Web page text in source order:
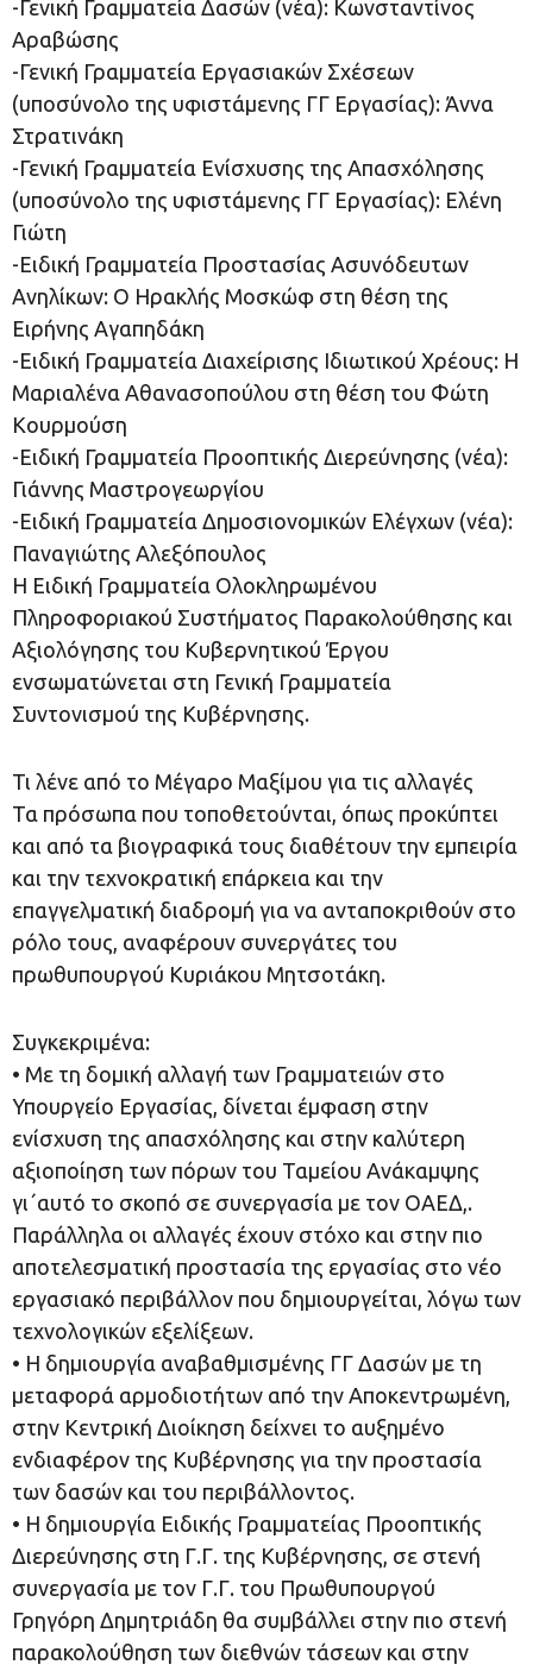
-Γενική Γραμματεία Δασών (νέα): Κωνσταντίνος
Αραβώσης
-Γενική Γραμματεία Εργασιακών Σχέσεων
(υποσύνολο της υφιστάμενης ΓΓ Εργασίας): Άννα
Στρατινάκη
-Γενική Γραμματεία Ενίσχυσης της Απασχόλησης
(υποσύνολο της υφιστάμενης ΓΓ Εργασίας): Ελένη
Γιώτη
-Ειδική Γραμματεία Προστασίας Ασυνόδευτων
Ανηλίκων: Ο Ηρακλής Μοσκώφ στη θέση της
Ειρήνης Αγαπηδάκη
-Ειδική Γραμματεία Διαχείρισης Ιδιωτικού Χρέους: Η
Μαριαλένα Αθανασοπούλου στη θέση του Φώτη
Κουρμούση
-Ειδική Γραμματεία Προοπτικής Διερεύνησης (νέα):
Γιάννης Μαστρογεωργίου
-Ειδική Γραμματεία Δημοσιονομικών Ελέγχων (νέα):
Παναγιώτης Αλεξόπουλος
Η Ειδική Γραμματεία Ολοκληρωμένου
Πληροφοριακού Συστήματος Παρακολούθησης και
Αξιολόγησης του Κυβερνητικού Έργου
ενσωματώνεται στη Γενική Γραμματεία
Συντονισμού της Κυβέρνησης.
Τι λένε από το Μέγαρο Μαξίμου για τις αλλαγές
Τα πρόσωπα που τοποθετούνται, όπως προκύπτει
και από τα βιογραφικά τους διαθέτουν την εμπειρία
και την τεχνοκρατική επάρκεια και την
επαγγελματική διαδρομή για να ανταποκριθούν στο
ρόλο τους, αναφέρουν συνεργάτες του
πρωθυπουργού Κυριάκου Μητσοτάκη.
Συγκεκριμένα:
• Με τη δομική αλλαγή των Γραμματειών στο
Υπουργείο Εργασίας, δίνεται έμφαση στην
ενίσχυση της απασχόλησης και στην καλύτερη
αξιοποίηση των πόρων του Ταμείου Ανάκαμψης
γι΄αυτό το σκοπό σε συνεργασία με τον ΟΑΕΔ,.
Παράλληλα οι αλλαγές έχουν στόχο και στην πιο
αποτελεσματική προστασία της εργασίας στο νέο
εργασιακό περιβάλλον που δημιουργείται, λόγω των
τεχνολογικών εξελίξεων.
• Η δημιουργία αναβαθμισμένης ΓΓ Δασών με τη
μεταφορά αρμοδιοτήτων από την Αποκεντρωμένη,
στην Κεντρική Διοίκηση δείχνει το αυξημένο
ενδιαφέρον της Κυβέρνησης για την προστασία
των δασών και του περιβάλλοντος.
• Η δημιουργία Ειδικής Γραμματείας Προοπτικής
Διερεύνησης στη Γ.Γ. της Κυβέρνησης, σε στενή
συνεργασία με τον Γ.Γ. του Πρωθυπουργού
Γρηγόρη Δημητριάδη θα συμβάλλει στην πιο στενή
παρακολούθηση των διεθνών τάσεων και στην